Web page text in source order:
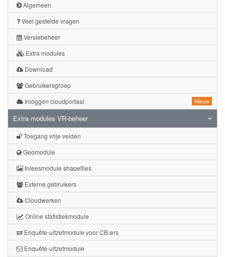
Algemeen
Veel gestelde vragen
Versiebeheer
Extra modules
Download
Gebruikersgroep
Nieuw
Inloggen cloudportaal
Extra modules VR-beheer
Toegang vrije velden
Geomodule
Inleesmodule shapefiles
Externe gebruikers
Cloudwerken
Online statistiekmodule
Enquête-uitzetmodule voor CB-ers
Enquête-uitzetmodule